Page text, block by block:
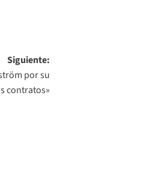
Siguiente:
por su
contratos»